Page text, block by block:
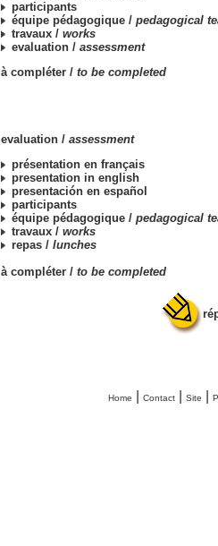
participants
équipe pédagogique / pedagogical
travaux / works
evaluation / assessment
à compléter / to be completed
evaluation / assessment
présentation en français
presentation in english
presentación en español
participants
équipe pédagogique / pedagogical
travaux / works
repas / lunches
à compléter / to be completed
Home Contact| Site